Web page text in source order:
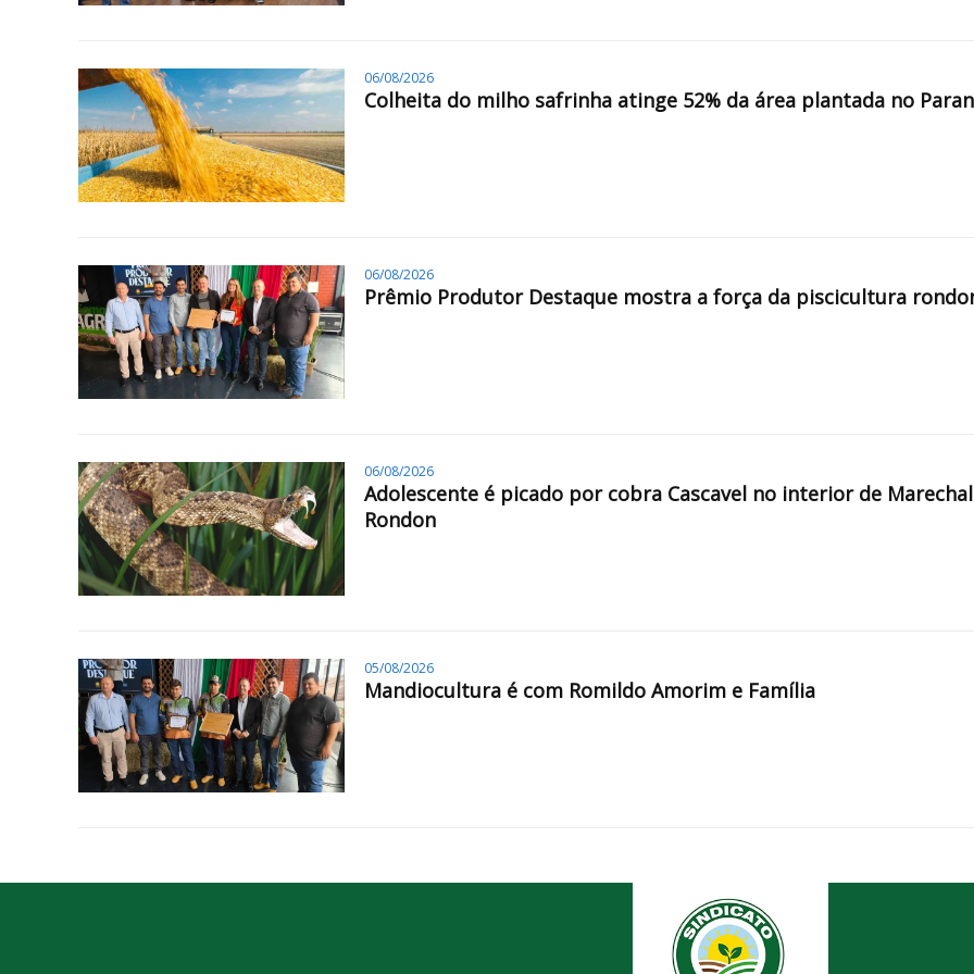
06/08/2026
Colheita do milho safrinha atinge 52% da área plantada no
06/08/2026
Prêmio Produtor Destaque mostra a força da piscicultura
06/08/2026
Adolescente é picado por cobra Cascavel no interior de Marechal
Rondon
05/08/2026
Mandiocultura é com Romildo Amorim e Família